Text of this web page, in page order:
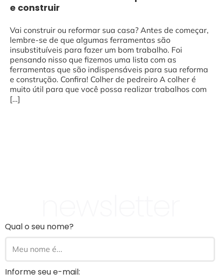
e construir
Vai construir ou reformar sua casa? Antes de começar,
lembre-se de que algumas ferramentas são
insubstituíveis para fazer um bom trabalho. Foi
pensando nisso que fizemos uma lista com as
ferramentas que são indispensáveis para sua reforma
e construção. Confira! Colher de pedreiro A colher é
muito útil para que você possa realizar trabalhos com
[…]
Qual o seu nome?
Informe seu e-mail: